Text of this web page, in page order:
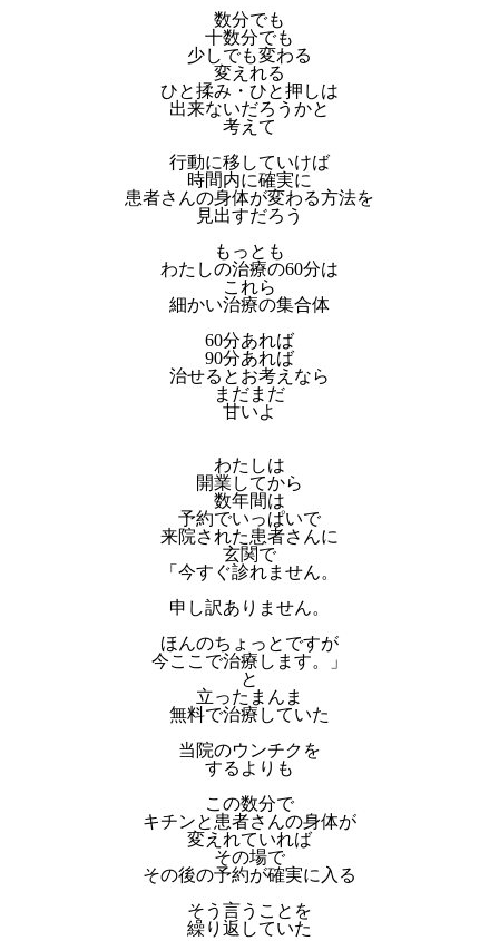
数分でも
十数分でも
少しでも変わる
変えれる
ひと揉み・ひと押しは
出来ないだろうかと
考えて
行動に移していけば
時間内に確実に
患者さんの身体が変わる方法を
見出すだろう
もっとも
わたしの治療の60分は
これら
細かい治療の集合体
60分あれば
90分あれば
治せるとお考えなら
まだまだ
甘いよ
わたしは
開業してから
数年間は
予約でいっぱいで
来院された患者さんに
玄関で
「今すぐ診れません。
申し訳ありません。
ほんのちょっとですが
今ここで治療します。」
と
立ったまんま
無料で治療していた
当院のウンチクを
するよりも
この数分で
キチンと患者さんの身体が
変えれていれば
その場で
その後の予約が確実に入る
そう言うことを
繰り返していた